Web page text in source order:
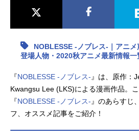
最新記事一覧
アニメ記事一覧
アニメ映画一覧
今期アニメ曜日別一覧
NOBLESSE -ノブレス-｜アニメ
登場人物・2020秋アニメ最新情報一
『NOBLESSE -ノブレス- 』は、原作：
Kwangsu Lee (LKS)による漫画作品。
『NOBLESSE -ノブレス- 』のあらすじ
フ、オススメ記事をご紹介！